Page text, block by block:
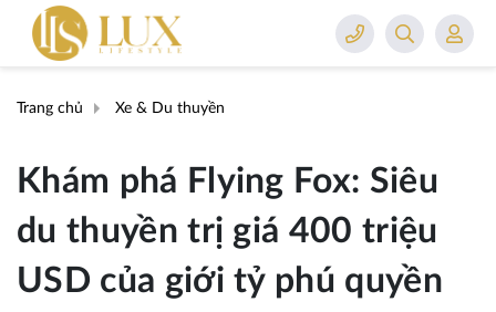
Trang chủ Xe & Du thuyền
Khám phá Flying Fox: Siêu
du thuyền trị giá 400 triệu
USD của giới tỷ phú quyền